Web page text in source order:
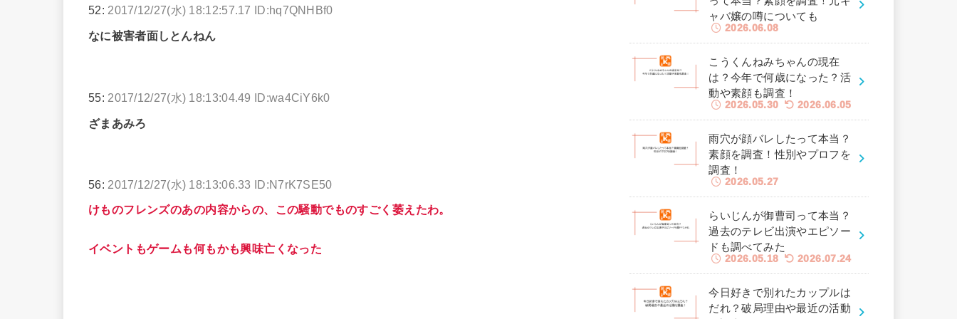
52: 2017/12/27(水) 18:12:57.17 ID:hq7QNHBf0
なに被害者面しとんねん
55: 2017/12/27(水) 18:13:04.49 ID:wa4CiY6k0
ざまあみろ
56: 2017/12/27(水) 18:13:06.33 ID:N7rK7SE50
けものフレンズのあの内容からの、この騒動でものすごく萎えたわ。
イベントもゲームも何もかも興味亡くなった
ャバ嬢の噂についても
2026.06.08
こうくんねみちゃんの現在
は？今年で何歳になった？活
動や素顔も調査！
2026.05.30 2026.06.05
雨穴が顔バレしたって本当？
素顔を調査！性別やプロフを
調査！
2026.05.27
らいじんが御曹司って本当？
過去のテレビ出演やエピソー
ドも調べてみた
2026.05.18 2026.07.24
今日好きで別れたカップルは
だれ？破局理由や最近の活動